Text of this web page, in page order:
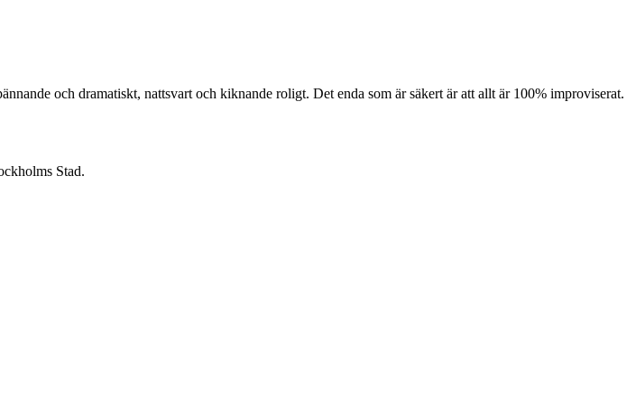
och dramatiskt, nattsvart och kiknande roligt. Det enda som är säkert är att allt är 100% improviserat.
Stad.